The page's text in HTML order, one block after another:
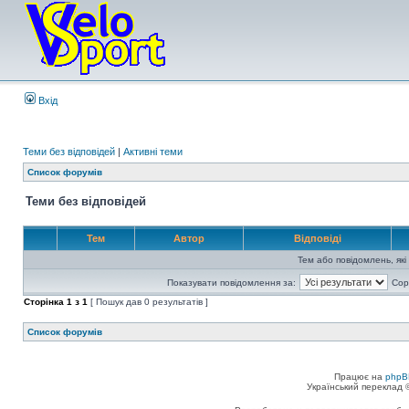
Вхід
Теми без відповідей | Активні теми
Список форумів
Теми без відповідей
Тем Автор Відповіді
Тем або повідомлень,
Показувати повідомлення за:
Сторінка 1 з 1 [ Пошук дав 0 результатів ]
Список форумів
Працює на
Український